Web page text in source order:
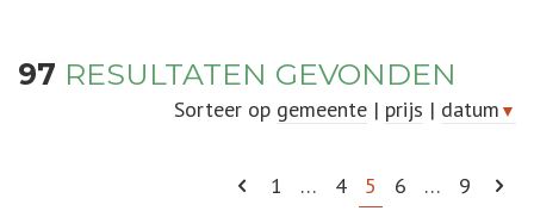
97 RESULTATEN GEVONDEN
Sorteer op gemeente | prijs | datum ▼
1 … 4 5 6 … 9